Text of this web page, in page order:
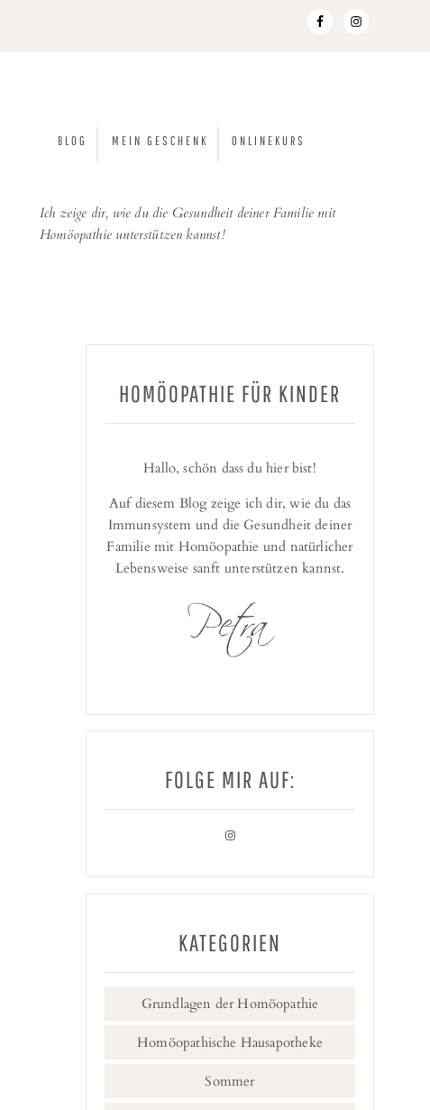
BLOG MEIN GESCHENK ONLINEKURS
Ich zeige dir, wie du die Gesundheit deiner Familie mit
Homöopathie unterstützen kannst!
HOMÖOPATHIE FÜR KINDER
Hallo, schön dass du hier bist!
Auf diesem Blog zeige ich dir, wie du das
Immunsystem und die Gesundheit deiner
Familie mit Homöopathie und natürlicher
Lebensweise sanft unterstützen kannst.
FOLGE MIR AUF:
KATEGORIEN
Grundlagen der Homöopathie
Homöopathische Hausapotheke
Sommer